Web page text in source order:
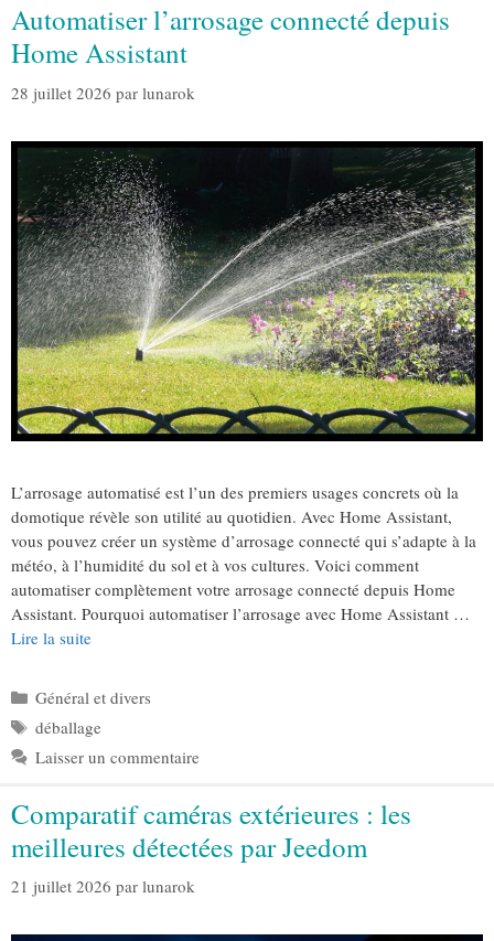
Automatiser l’arrosage connecté depuis
Home Assistant
28 juillet 2026 par lunarok
L’arrosage automatisé est l’un des premiers usages concrets où la
domotique révèle son utilité au quotidien. Avec Home Assistant,
vous pouvez créer un système d’arrosage connecté qui s’adapte à la
météo, à l’humidité du sol et à vos cultures. Voici comment
automatiser complètement votre arrosage connecté depuis Home
Assistant. Pourquoi automatiser l’arrosage avec Home Assistant …
Lire la suite
Catégories
Général et divers
Étiquettes
déballage
Laisser un commentaire
Comparatif caméras extérieures : les
meilleures détectées par Jeedom
21 juillet 2026 par lunarok